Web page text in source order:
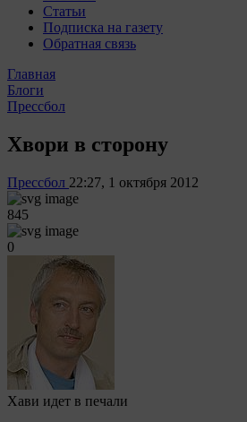
Статьи
Подписка на газету
Обратная связь
Главная
Блоги
Прессбол
Хвори в сторону
Прессбол 22:27, 1 октября 2012
845
0
Хави идет в печали